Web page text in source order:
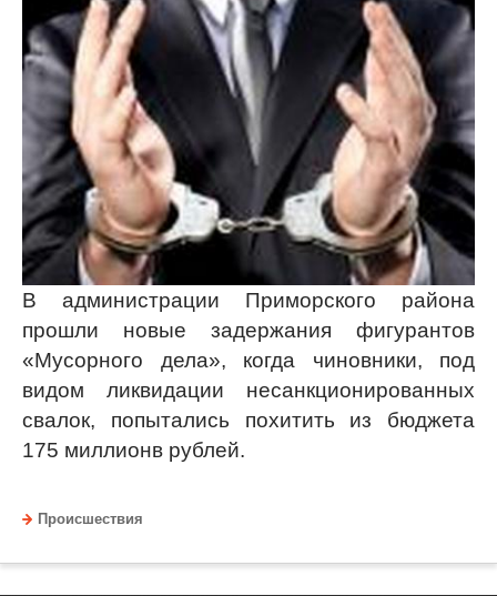
В администрации Приморского района
прошли новые задержания фигурантов
«Мусорного дела», когда чиновники, под
видом ликвидации несанкционированных
свалок, попытались похитить из бюджета
175 миллионв рублей.
Происшествия